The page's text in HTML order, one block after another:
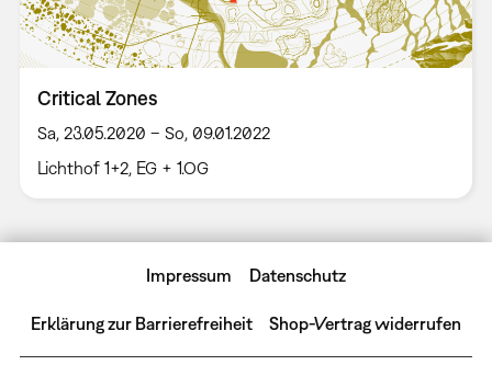
Critical Zones
Sa, 23.05.2020 – So, 09.01.2022
Lichthof 1+2, EG + 1.OG
Impressum Datenschutz
Erklärung zur Barrierefreiheit Shop-Vertrag widerrufen